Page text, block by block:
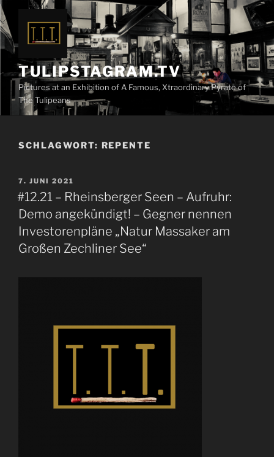
Zum
Inhalt
springen
TULIPSTAGRAM.TV
Pictures at an Exhibition of A Famous, Xtraordinary Pyrate of
The Tulipeans
SCHLAGWORT: REPENTE
VERÖFFENTLICHT
AM
7. JUNI 2021
#12.21 – Rheinsberger Seen – Aufruhr:
Demo angekündigt! – Gegner nennen
Investorenpläne „Natur Massaker am
Großen Zechliner See“